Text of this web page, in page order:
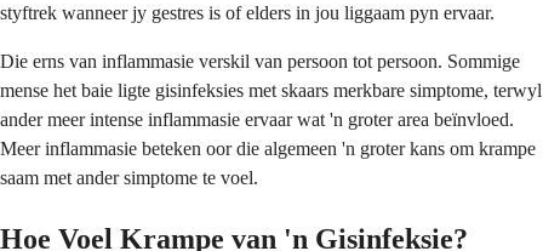
styftrek wanneer jy gestres is of elders in jou liggaam pyn ervaar.
Die erns van inflammasie verskil van persoon tot persoon. Sommige
mense het baie ligte gisinfeksies met skaars merkbare simptome, terwyl
ander meer intense inflammasie ervaar wat 'n groter area beïnvloed.
Meer inflammasie beteken oor die algemeen 'n groter kans om krampe
saam met ander simptome te voel.
Hoe Voel Krampe van 'n Gisinfeksie?